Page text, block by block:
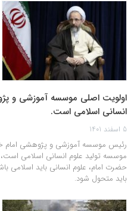
اولویت اصلی موسسه آموزشی و
انسانی اسلامی است.
5 اسفند 1401
رئیس موسسه آموزشی و پژوهشی امام
موسسه تولید علوم انسانی اسلامی
حضرت امام، علوم انسانی باید اسلامی
باید متحول شود.